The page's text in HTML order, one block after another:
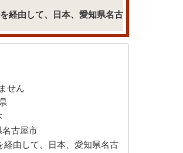
経由して、日本、愛知県名古
せん
名古屋市
由して、日本、愛知県名古